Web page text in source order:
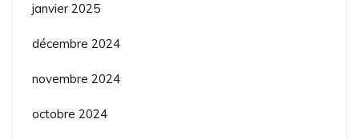
janvier 2025
décembre 2024
novembre 2024
octobre 2024